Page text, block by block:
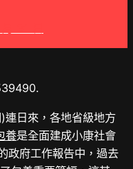
連日來，各地省級地方
養是全面建成小康社會
政府工作報告中，過去